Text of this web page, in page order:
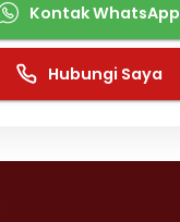
Kontak WhatsApp
Hubungi Saya